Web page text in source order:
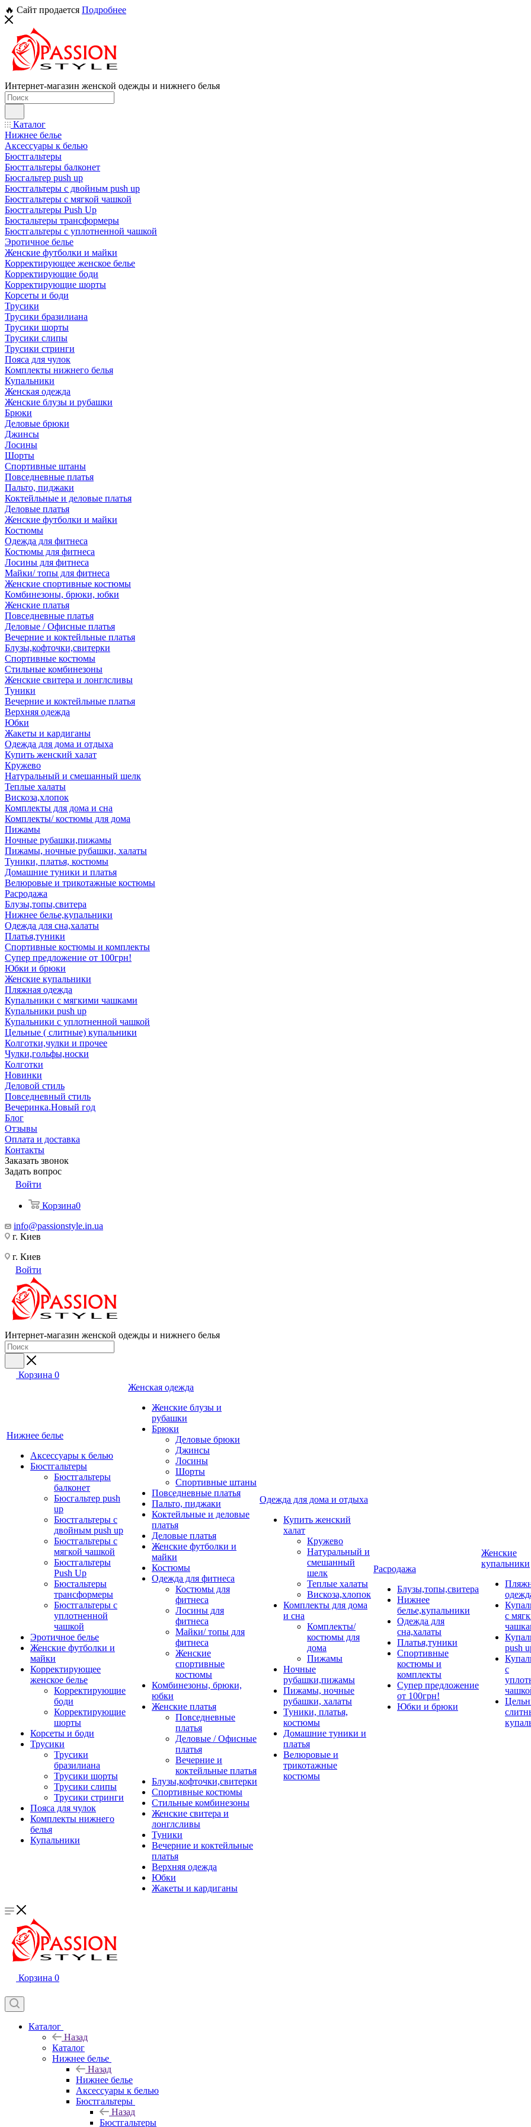
🔥 Сайт продается Подробнее
Интернет-магазин женской одежды и нижнего белья
Каталог
Нижнее белье
Аксессуары к белью
Бюстгальтеры
Бюстгальтеры балконет
Бюсгальтер push up
Бюстгальтеры с двойным push up
Бюстгальтеры с мягкой чашкой
Бюстгальтеры Push Up
Бюстальтеры трансформеры
Бюстгальтеры с уплотненной чашкой
Эротичное белье
Женские футболки и майки
Корректирующее женское белье
Корректирующие боди
Корректирующие шорты
Корсеты и боди
Трусики
Трусики бразилиана
Трусики шорты
Трусики слипы
Трусики стринги
Пояса для чулок
Комплекты нижнего белья
Купальники
Женская одежда
Женские блузы и рубашки
Брюки
Деловые брюки
Джинсы
Лосины
Шорты
Спортивные штаны
Повседневные платья
Пальто, пиджаки
Коктейльные и деловые платья
Деловые платья
Женские футболки и майки
Костюмы
Одежда для фитнеса
Костюмы для фитнеса
Лосины для фитнеса
Майки/ топы для фитнеса
Женские спортивные костюмы
Комбинезоны, брюки, юбки
Женские платья
Повседневные платья
Деловые / Офисные платья
Вечерние и коктейльные платья
Блузы,кофточки,свитерки
Спортивные костюмы
Стильные комбинезоны
Женские свитера и лонглсливы
Туники
Вечерние и коктейльные платья
Верхняя одежда
Юбки
Жакеты и кардиганы
Одежда для дома и отдыха
Купить женский халат
Кружево
Натуральный и смешанный шелк
Теплые халаты
Вискоза,хлопок
Комплекты для дома и сна
Комплекты/ костюмы для дома
Пижамы
Ночные рубашки,пижамы
Пижамы, ночные рубашки, халаты
Туники, платья, костюмы
Домашние туники и платья
Велюровые и трикотажные костюмы
Расродажа
Блузы,топы,свитера
Нижнее белье,купальники
Одежда для сна,халаты
Платья,туники
Спортивные костюмы и комплекты
Супер предложение от 100грн!
Юбки и брюки
Женские купальники
Пляжная одежда
Купальники с мягкими чашками
Купальники push up
Купальники с уплотненной чашкой
Цельные ( слитные) купальники
Колготки,чулки и прочее
Чулки,гольфы,носки
Колготки
Новинки
Деловой стиль
Повседневный стиль
Вечеринка.Новый год
Блог
Отзывы
Оплата и доставка
Контакты
Заказать звонок
Задать вопрос
Войти
Корзина0
info@passionstyle.in.ua
г. Киев
г. Киев
Войти
Интернет-магазин женской одежды и нижнего белья
Корзина 0
Нижнее белье
Аксессуары к белью
Бюстгальтеры
Бюстгальтеры
балконет
Бюсгальтер push
up
Бюстгальтеры с
двойным push up
Бюстгальтеры с
мягкой чашкой
Бюстгальтеры
Push Up
Бюстальтеры
трансформеры
Бюстгальтеры с
уплотненной
чашкой
Эротичное белье
Женские футболки и
майки
Корректирующее
женское белье
Корректирующие
боди
Корректирующие
шорты
Корсеты и боди
Трусики
Трусики
бразилиана
Трусики шорты
Трусики слипы
Трусики стринги
Пояса для чулок
Комплекты нижнего
белья
Купальники
Женская одежда
Женские блузы и
рубашки
Брюки
Деловые брюки
Джинсы
Лосины
Шорты
Спортивные штаны
Повседневные платья
Пальто, пиджаки
Коктейльные и деловые
платья
Деловые платья
Женские футболки и
майки
Костюмы
Одежда для фитнеса
Костюмы для
фитнеса
Лосины для
фитнеса
Майки/ топы для
фитнеса
Женские
спортивные
костюмы
Комбинезоны, брюки,
юбки
Женские платья
Повседневные
платья
Деловые / Офисные
платья
Вечерние и
коктейльные платья
Блузы,кофточки,свитерки
Спортивные костюмы
Стильные комбинезоны
Женские свитера и
лонглсливы
Туники
Вечерние и коктейльные
платья
Верхняя одежда
Юбки
Жакеты и кардиганы
Одежда для дома и отдыха
Купить женский
халат
Кружево
Натуральный и
смешанный
шелк
Теплые халаты
Вискоза,хлопок
Комплекты для дома
и сна
Комплекты/
костюмы для
дома
Пижамы
Ночные
рубашки,пижамы
Пижамы, ночные
рубашки, халаты
Туники, платья,
костюмы
Домашние туники и
платья
Велюровые и
трикотажные
костюмы
Расродажа
Блузы,топы,свитера
Нижнее
белье,купальники
Одежда для
сна,халаты
Платья,туники
Спортивные
костюмы и
комплекты
Супер предложение
от 100грн!
Юбки и брюки
Женские
купальники
с
push
с
Корзина 0
Каталог
Назад
Каталог
Нижнее белье
Назад
Нижнее белье
Аксессуары к белью
Бюстгальтеры
Назад
Бюстгальтеры